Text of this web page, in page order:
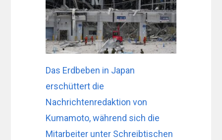
Das Erdbeben in Japan
erschüttert die
Nachrichtenredaktion von
Kumamoto, während sich die
Mitarbeiter unter Schreibtischen